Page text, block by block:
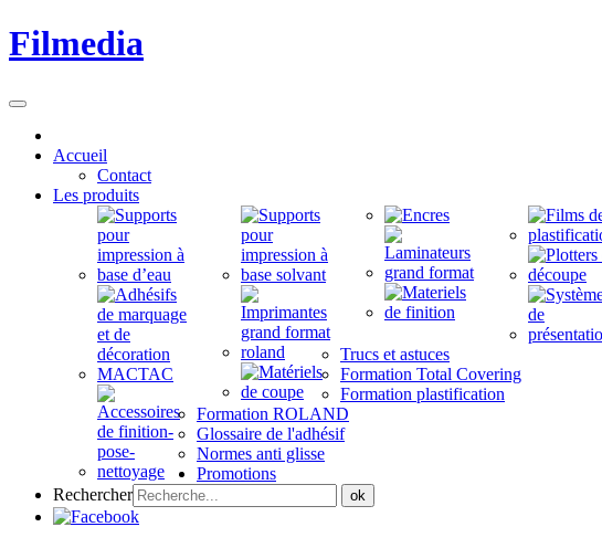
Filmedia
Accueil
Contact
Les produits
Trucs et astuces
Formation Total Covering
Formation plastification
Formation ROLAND
Glossaire de l'adhésif
Normes anti glisse
Promotions
Rechercher
ok